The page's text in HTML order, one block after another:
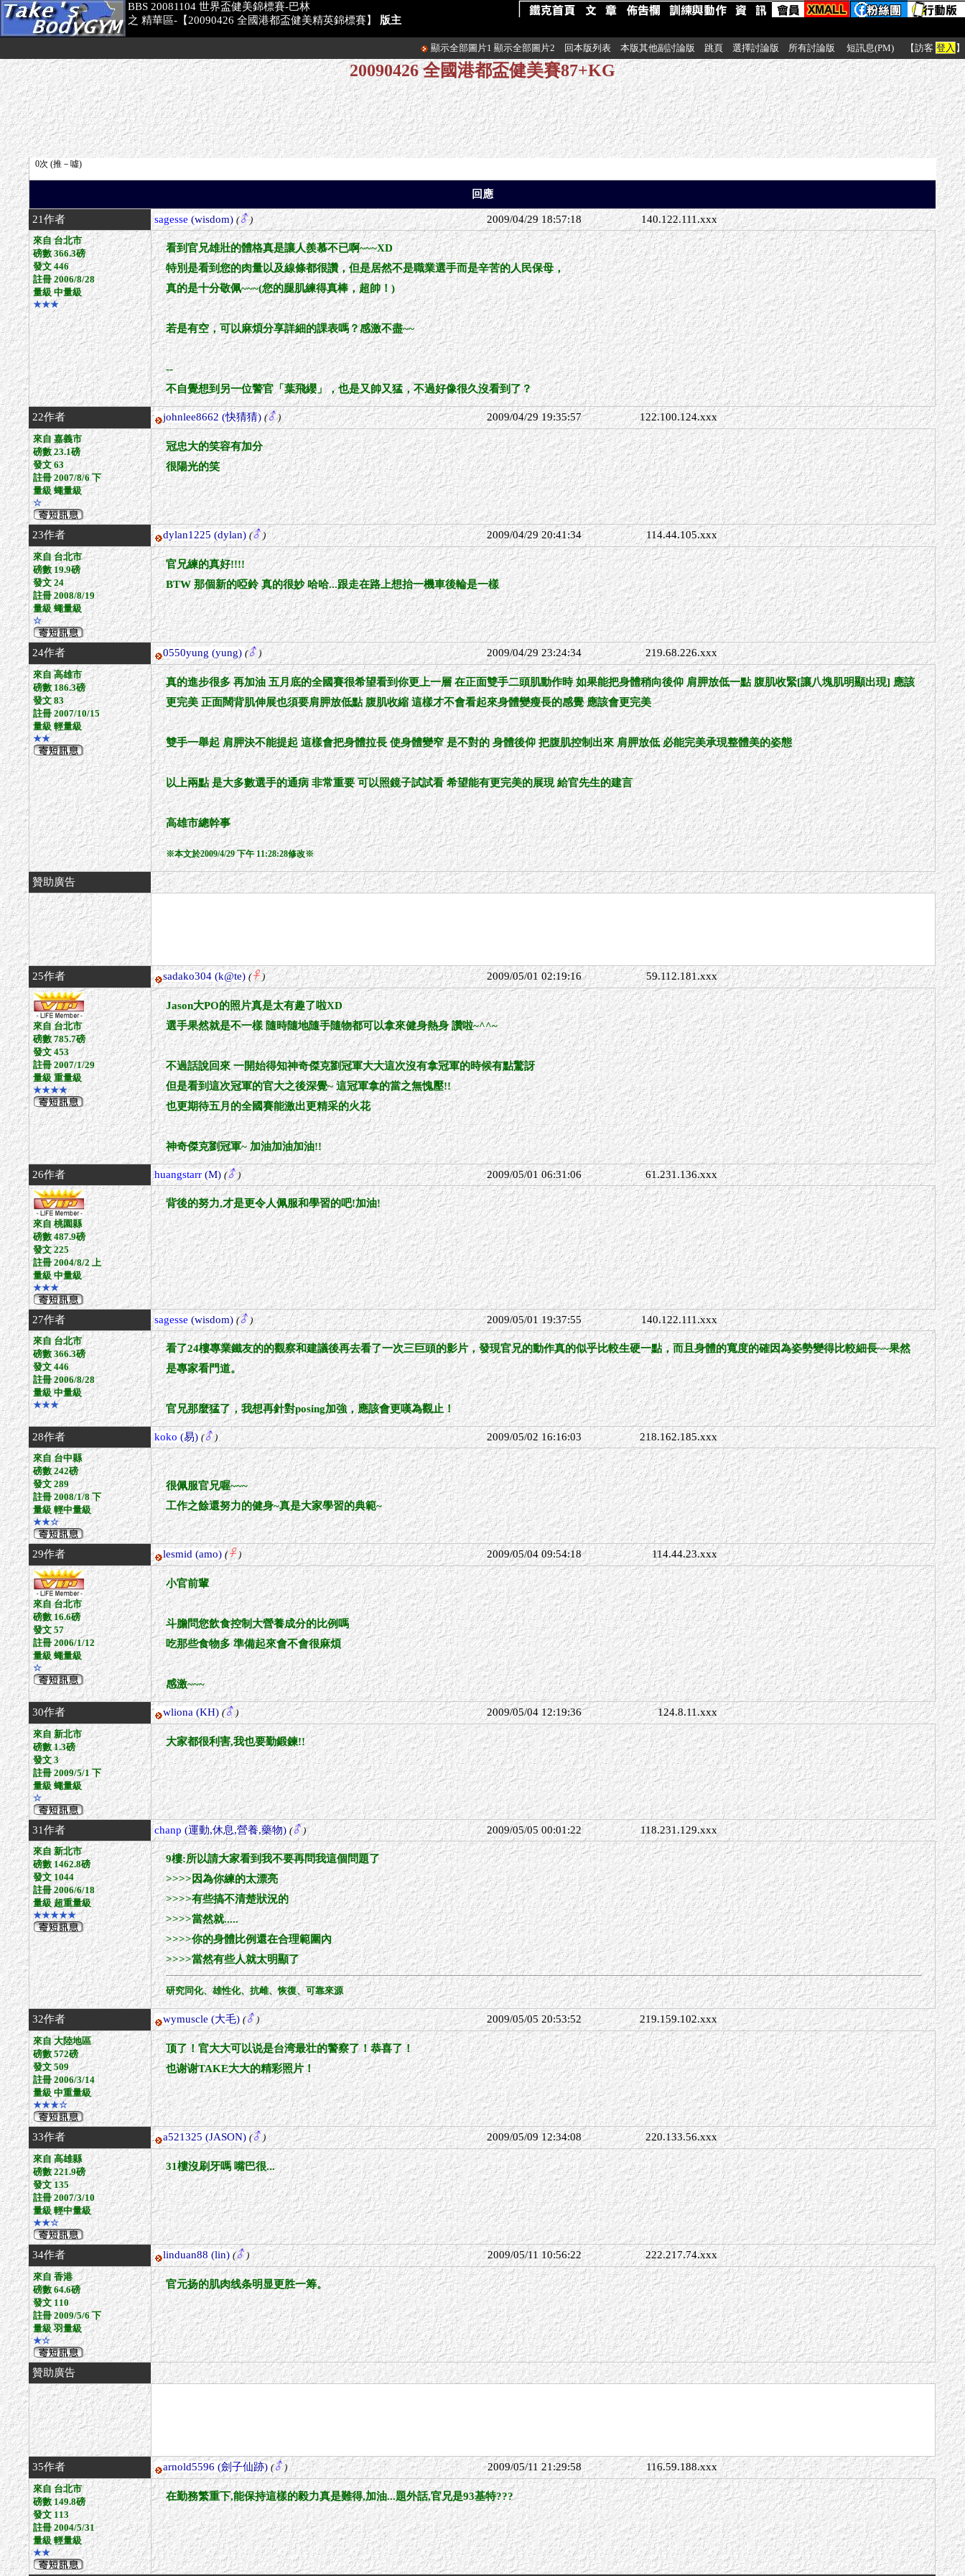
BBS 20081104 世界盃健美錦標賽-巴林
之 精華區-【20090426 全國港都盃健美精英錦標賽】 版主
顯示全部圖片1 顯示全部圖片2 回本版列表 本版其他副討論版 跳頁 選擇討論版 所有討論版 短訊息(PM) 【訪客 登入 】
20090426 全國港都盃健美賽87+KG
回應
21作者 sagesse(wisdom) ( ) 2009/04/29 18:57:18 140.122.111.xxx
來自 台北市
磅數 366.3磅
發文 446
註冊 2006/8/28
量級 中量級
★★★
看到官兄雄壯的體格真是讓人羨慕不已啊~~~XD
特別是看到您的肉量以及線條都很讚，但是居然不是職業選手而是辛苦的人民保母，
真的是十分敬佩~~~(您的腿肌練得真棒，超帥！)
若是有空，可以麻煩分享詳細的課表嗎？感激不盡~~
--
不自覺想到另一位警官「葉飛纓」，也是又帥又猛，不過好像很久沒看到了？
22作者 johnlee8662 (快猜猜) ( ) 2009/04/29 19:35:57 122.100.124.xxx
來自 嘉義市
磅數 23.1磅
發文 63
註冊 2007/8/6 下
量級 蠅量級
☆
冠忠大的笑容有加分
很陽光的笑
23作者 dylan1225 (dylan) ( ) 2009/04/29 20:41:34 114.44.105.xxx
來自 台北市
磅數 19.9磅
發文 24
註冊 2008/8/19
量級 蠅量級
☆
官兄練的真好!!!!
BTW 那個新的啞鈴 真的很妙 哈哈...跟走在路上想抬一機車後輪是一樣
24作者 0550yung (yung) ( ) 2009/04/29 23:24:34 219.68.226.xxx
來自 高雄市
磅數 186.3磅
發文 83
註冊 2007/10/15
量級 輕量級
★★
真的進步很多 再加油 五月底的全國賽很希望看到你更上一層 在正面雙手二頭肌動作時 如果能把身體稍向後仰 肩胛放低一點 腹肌收緊[讓八塊肌明顯出現] 應該
更完美 正面闊背肌伸展也須要肩胛放低點 腹肌收縮 這樣才不會看起來身體變瘦長的感覺 應該會更完美
雙手一舉起 肩胛決不能提起 這樣會把身體拉長 使身體變窄 是不對的 身體後仰 把腹肌控制出來 肩胛放低 必能完美承現整體美的姿態
以上兩點 是大多數選手的通病 非常重要 可以照鏡子試試看 希望能有更完美的展現 給官先生的建言
高雄市總幹事
※本文於2009/4/29 下午 11:28:28修改※
贊助廣告
25作者 sadako304 (k@te) ( ) 2009/05/01 02:19:16 59.112.181.xxx
來自 台北市
磅數 785.7磅
發文 453
註冊 2007/1/29
量級 重量級
★★★★
Jason大PO的照片真是太有趣了啦XD
選手果然就是不一樣 隨時隨地隨手隨物都可以拿來健身熱身 讚啦~^^~
不過話說回來 一開始得知神奇傑克劉冠軍大大這次沒有拿冠軍的時候有點驚訝
但是看到這次冠軍的官大之後深覺~ 這冠軍拿的當之無愧壓!!
也更期待五月的全國賽能激出更精采的火花
神奇傑克劉冠軍~ 加油加油加油!!
26作者 huangstarr(M) ( ) 2009/05/01 06:31:06 61.231.136.xxx
來自 桃園縣
磅數 487.9磅
發文 225
註冊 2004/8/2 上
量級 中量級
★★★
背後的努力,才是更令人佩服和學習的吧!加油!
27作者 sagesse(wisdom) ( ) 2009/05/01 19:37:55 140.122.111.xxx
來自 台北市
磅數 366.3磅
發文 446
註冊 2006/8/28
量級 中量級
★★★
看了24樓專業鐵友的的觀察和建議後再去看了一次三巨頭的影片，發現官兄的動作真的似乎比較生硬一點，而且身體的寬度的確因為姿勢變得比較細長~~果然
是專家看門道。
官兄那麼猛了，我想再針對posing加強，應該會更嘆為觀止！
28作者 koko(易) ( ) 2009/05/02 16:16:03 218.162.185.xxx
來自 台中縣
磅數 242磅
發文 289
註冊 2008/1/8 下
量級 輕中量級
★★☆
很佩服官兄喔~~~
工作之餘還努力的健身~真是大家學習的典範~
29作者 lesmid (amo) ( ) 2009/05/04 09:54:18 114.44.23.xxx
來自 台北市
磅數 16.6磅
發文 57
註冊 2006/1/12
量級 蠅量級
☆
小官前輩
斗膽問您飲食控制大營養成分的比例嗎
吃那些食物多 準備起來會不會很麻煩
感激~~~
30作者 wliona (KH) ( ) 2009/05/04 12:19:36 124.8.11.xxx
來自 新北市
磅數 1.3磅
發文 3
註冊 2009/5/1 下
量級 蠅量級
☆
大家都很利害,我也要勤鍛鍊!!
31作者 chanp(運動,休息,營養,藥物) ( ) 2009/05/05 00:01:22 118.231.129.xxx
來自 新北市
磅數 1462.8磅
發文 1044
註冊 2006/6/18
量級 超重量級
★★★★★
9樓:所以請大家看到我不要再問我這個問題了
>>>>因為你練的太漂亮
>>>>有些搞不清楚狀況的
>>>>當然就.....
>>>>你的身體比例還在合理範圍內
>>>>當然有些人就太明顯了
研究同化、雄性化、抗雌、恢復、可靠來源
32作者 wymuscle (大毛) ( ) 2009/05/05 20:53:52 219.159.102.xxx
來自 大陸地區
磅數 572磅
發文 509
註冊 2006/3/14
量級 中重量級
★★★☆
顶了！官大大可以说是台湾最壮的警察了！恭喜了！
也谢谢TAKE大大的精彩照片！
33作者 a521325 (JASON) ( ) 2009/05/09 12:34:08 220.133.56.xxx
來自 高雄縣
磅數 221.9磅
發文 135
註冊 2007/3/10
量級 輕中量級
★★☆
31樓沒刷牙嗎 嘴巴很...
34作者 linduan88 (lin) ( ) 2009/05/11 10:56:22 222.217.74.xxx
來自 香港
磅數 64.6磅
發文 110
註冊 2009/5/6 下
量級 羽量級
★☆
官元扬的肌肉线条明显更胜一筹。
贊助廣告
35作者 arnold5596 (劍子仙跡) ( ) 2009/05/11 21:29:58 116.59.188.xxx
來自 台北市
磅數 149.8磅
發文 113
註冊 2004/5/31
量級 輕量級
★★
在勤務繁重下,能保持這樣的毅力真是難得,加油...題外話,官兄是93基特???